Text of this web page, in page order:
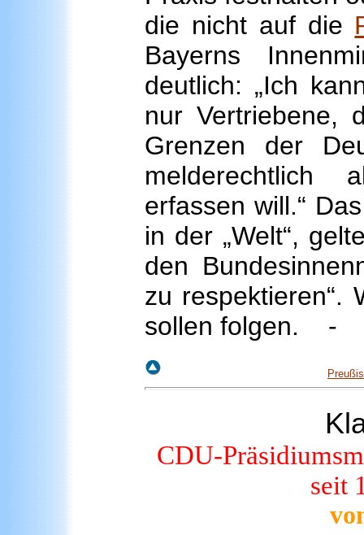
die nicht auf die
Bayerns
deutlich: „Ich
nur Vertriebene,
Grenzen der
melderechtlich
erfassen will.“
in der „Welt“,
den
zu respektieren“.
sollen folgen. -
CDU-
seit